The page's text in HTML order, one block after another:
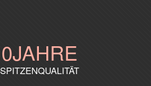
0JAHRE
SPITZENQUALITÄT